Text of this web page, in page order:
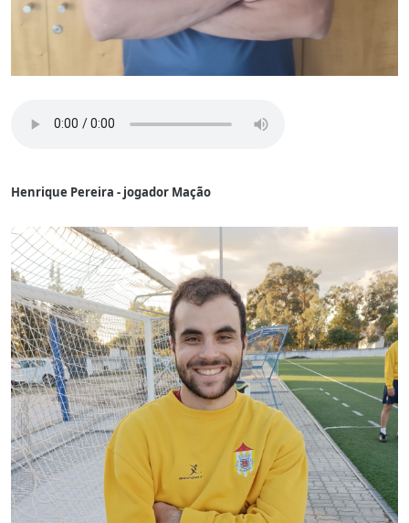
Henrique Pereira - jogador Mação